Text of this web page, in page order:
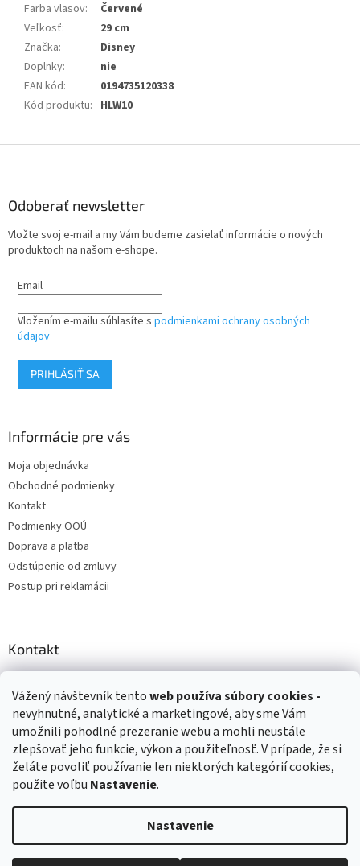
Vážený návštevník tentoweb používasúbory cookies -
nevyhnutné, analytické a marketingové, aby sme Vám
umožnili pohodlné prezeranie webu a mohli neustále
zlepšovať jeho funkcie, výkon a použiteľnosť. V prípade, že si
želáte povoliť používanie len niektorých kategórií cookies,
použite voľbu Nastavenie.
Nastavenie
Farba vlasov:
Červené
Veľkosť:
29 cm
Značka:
Disney
Doplnky:
nie
EAN kód:
0194735120338
Kód produktu: HLW10
Odoberať newsletter
Vložte svoj e-mail a my Vám budeme zasielať informácie o nových
produktoch na našom e-shope.
Email
Vložením e-mailu súhlasíte s podmienkami ochrany osobných
údajov
PRIHLÁSIŤ SA
Informácie pre vás
Moja objednávka
Obchodné podmienky
Kontakt
Podmienky OOÚ
Doprava a platba
Odstúpenie od zmluvy
Postup pri reklamácii
Kontakt
+421 903 144 673
Copyright 2026ZuziHračky.sk. Všetky práva vyhradené.Upraviť
nastavenie cookies